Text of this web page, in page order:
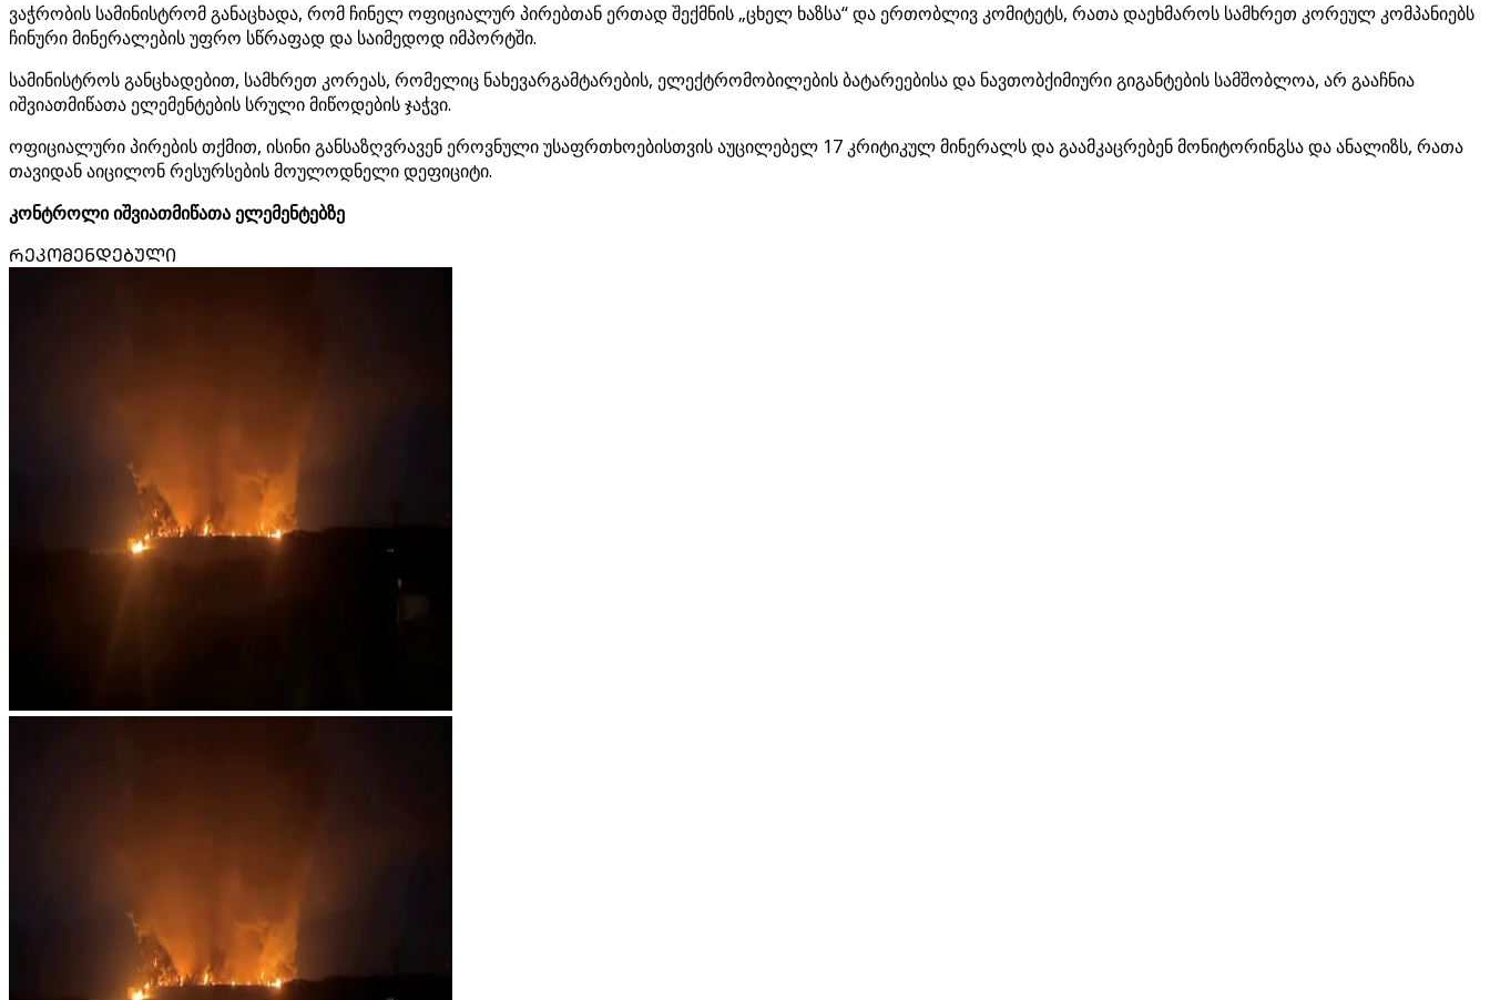
ვაჭრობის სამინისტრომ განაცხადა, რომ ჩინელ ოფიციალურ პირებთან ერთად შექმნის „ცხელ ხაზსა“ და ერთობლივ კომიტეტს, რათა დაეხმაროს სამხრეთ კორეულ კომპანიებს
ჩინური მინერალების უფრო სწრაფად და საიმედოდ იმპორტში.
სამინისტროს განცხადებით, სამხრეთ კორეას, რომელიც ნახევარგამტარების, ელექტრომობილების ბატარეებისა და ნავთობქიმიური გიგანტების სამშობლოა, არ გააჩნია
იშვიათმიწათა ელემენტების სრული მიწოდების ჯაჭვი.
ოფიციალური პირების თქმით, ისინი განსაზღვრავენ ეროვნული უსაფრთხოებისთვის აუცილებელ 17 კრიტიკულ მინერალს და გაამკაცრებენ მონიტორინგსა და ანალიზს, რათა
თავიდან აიცილონ რესურსების მოულოდნელი დეფიციტი.
კონტროლი იშვიათმიწათა ელემენტებზე
ᲠᲔᲙᲝᲛᲔᲜᲓᲔᲑᲣᲚᲘ